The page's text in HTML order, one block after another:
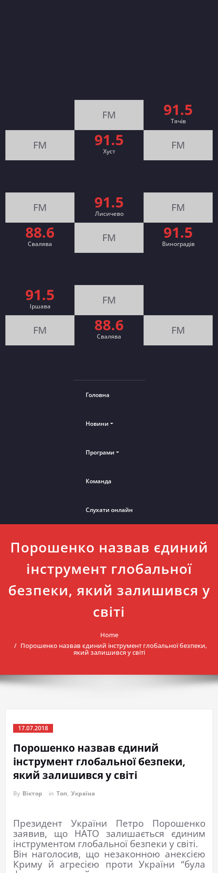
FM 91.5
Тячів
FM 91.5
Хуст FM
FM 91.5
Лисичево FM
88.6
Свалява FM 91.5
Виноградів
91.5
Іршава FM
FM 88.6
Cвалява FM
Головна
Новини
Програми
Команда
Слухати онлайн
Порошенко назвав єдиний
інструмент глобальної
безпеки, який залишився у
світі
Home
Порошенко назвав єдиний інструмент глобальної безпеки,
який залишився у світі
17.07.2018
Порошенко назвав єдиний
інструмент глобальної безпеки,
який залишився у світі
By Віктор in Топ, Україна
Президент України Петро Порошенко
заявив, що НАТО залишається єдиним
інструментом глобальної безпеки у світі.
Він наголосив, що незаконною анексією
Криму й агресією проти України “була